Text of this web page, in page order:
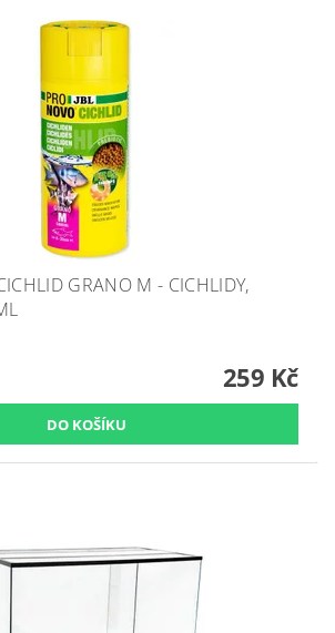
GRANO M - CICHLIDY,
259 Kč